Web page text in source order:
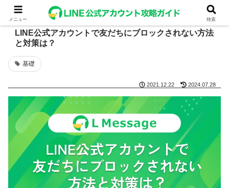
LINE公式アカウントで友だちにブロックされない方法
と対策は？
基礎
2021.12.22 2024.07.28
メニュー 検索